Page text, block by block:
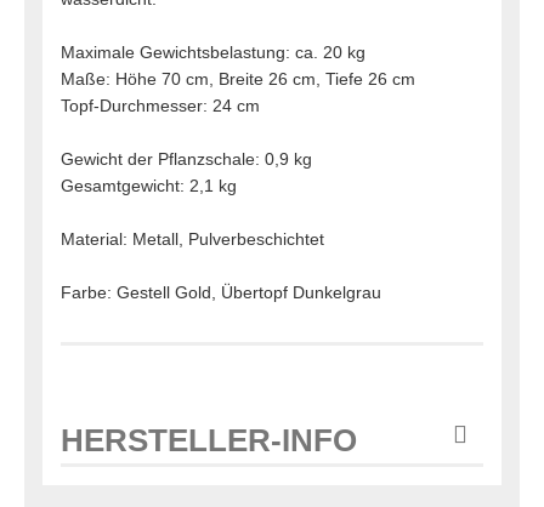
Maximale Gewichtsbelastung: ca. 20 kg
Maße: Höhe 70 cm, Breite 26 cm, Tiefe 26 cm
Topf-Durchmesser: 24 cm
Gewicht der Pflanzschale: 0,9 kg
Gesamtgewicht: 2,1 kg
Material: Metall, Pulverbeschichtet
Farbe: Gestell Gold, Übertopf Dunkelgrau
HERSTELLER-INFO